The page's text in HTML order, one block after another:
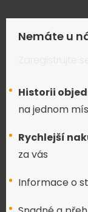
Nemáte u
Historii
na jednom
Rychlejší
za vás
Informace o